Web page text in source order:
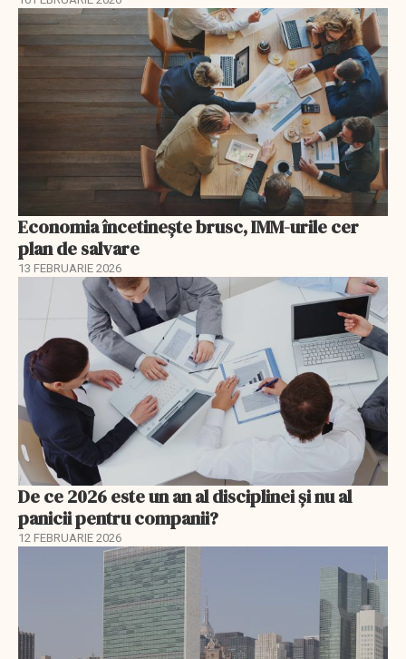
Economia încetinește brusc, IMM-urile cer
plan de salvare
13 FEBRUARIE 2026
De ce 2026 este un an al disciplinei și nu al
panicii pentru companii?
12 FEBRUARIE 2026